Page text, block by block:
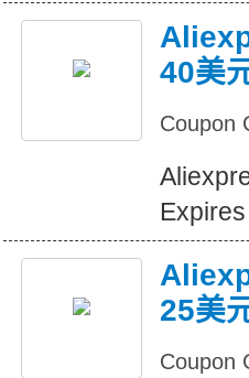
40美
Coupon
25美
Coupon